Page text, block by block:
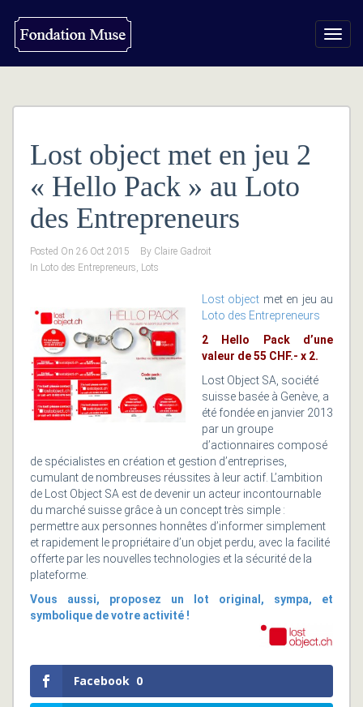
Lost object met en jeu 2
« Hello Pack » au Loto
des Entrepreneurs
Posted On 26 Oct 2015 By Claire Gadroit
In Loto des Entrepreneurs, Lots
Lost object met en jeu au
Loto des Entrepreneurs
2 Hello Pack d’une
valeur de 55 CHF.- x 2.
Lost Object SA, société
suisse basée à Genève, a
été fondée en janvier 2013
par un groupe
d’actionnaires composé
de spécialistes en création et gestion d’entreprises,
cumulant de nombreuses réussites à leur actif. L’ambition
de Lost Object SA est de devenir un acteur incontournable
du marché suisse grâce à un concept très simple :
permettre aux personnes honnêtes d’informer simplement
et rapidement le propriétaire d’un objet perdu, avec la facilité
offerte par les nouvelles technologies et la sécurité de la
plateforme.
Vous aussi, proposez un lot original, sympa, et
symbolique de votre activité !
Facebook 0